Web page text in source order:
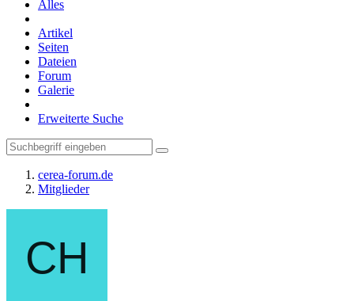
Alles
Artikel
Seiten
Dateien
Forum
Galerie
Erweiterte Suche
cerea-forum.de
Mitglieder